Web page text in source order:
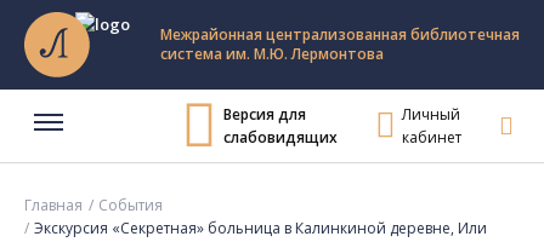
Межрайонная централизованная библиотечная
система им. М.Ю. Лермонтова
Версия для
слабовидящих
Личный
кабинет
Главная
События
Экскурсия «Секретная» больница в Калинкиной деревне, Или